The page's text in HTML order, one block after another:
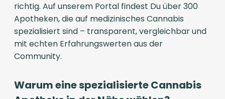
richtig. Auf unserem Portal findest Du über 300
Apotheken, die auf medizinisches Cannabis
spezialisiert sind – transparent, vergleichbar und
mit echten Erfahrungswerten aus der
Community.
Warum eine spezialisierte Cannabis